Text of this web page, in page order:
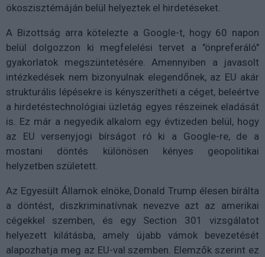
ökoszisztémáján belül helyeztek el hirdetéseket.
A Bizottság arra kötelezte a Google-t, hogy 60 napon
belül dolgozzon ki megfelelési tervet a "önpreferáló"
gyakorlatok megszüntetésére. Amennyiben a javasolt
intézkedések nem bizonyulnak elegendőnek, az EU akár
strukturális lépésekre is kényszerítheti a céget, beleértve
a hirdetéstechnológiai üzletág egyes részeinek eladását
is. Ez már a negyedik alkalom egy évtizeden belül, hogy
az EU versenyjogi bírságot ró ki a Google-re, de a
mostani döntés különösen kényes geopolitikai
helyzetben született.
Az Egyesült Államok elnöke, Donald Trump élesen bírálta
a döntést, diszkriminatívnak nevezve azt az amerikai
cégekkel szemben, és egy Section 301 vizsgálatot
helyezett kilátásba, amely újabb vámok bevezetését
alapozhatja meg az EU-val szemben. Elemzők szerint ez